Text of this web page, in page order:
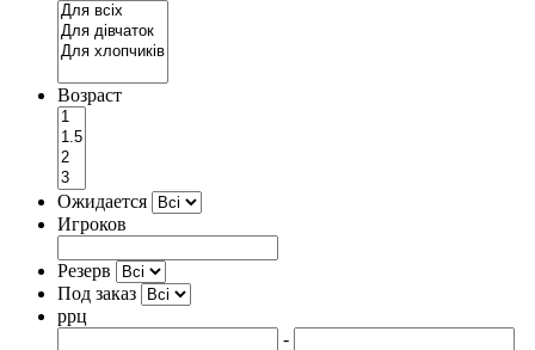
Возраст
Ожидается
Игроков
Резерв
Под заказ
ррц
-